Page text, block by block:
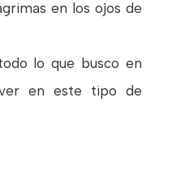
en los ojos de
lo que busco en
en este tipo de